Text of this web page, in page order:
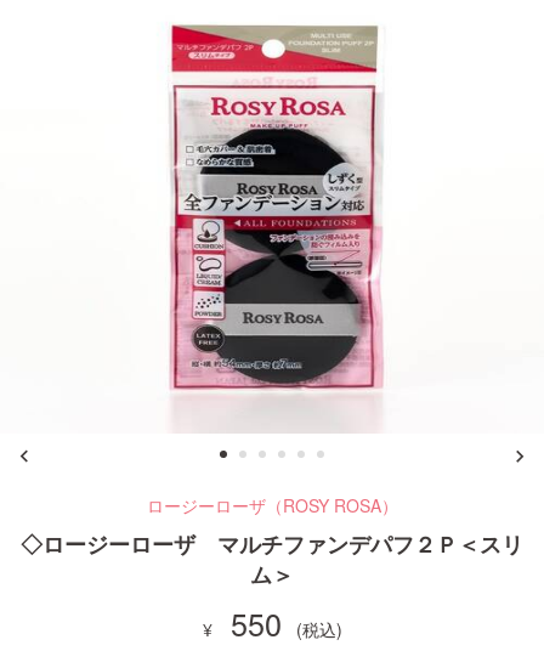
ランキングから探す
ビューティジャーナルから探す
ロージーローザ（ROSY ROSA）
◇ロージーローザ マルチファンデパフ２Ｐ＜スリ
ム＞
550